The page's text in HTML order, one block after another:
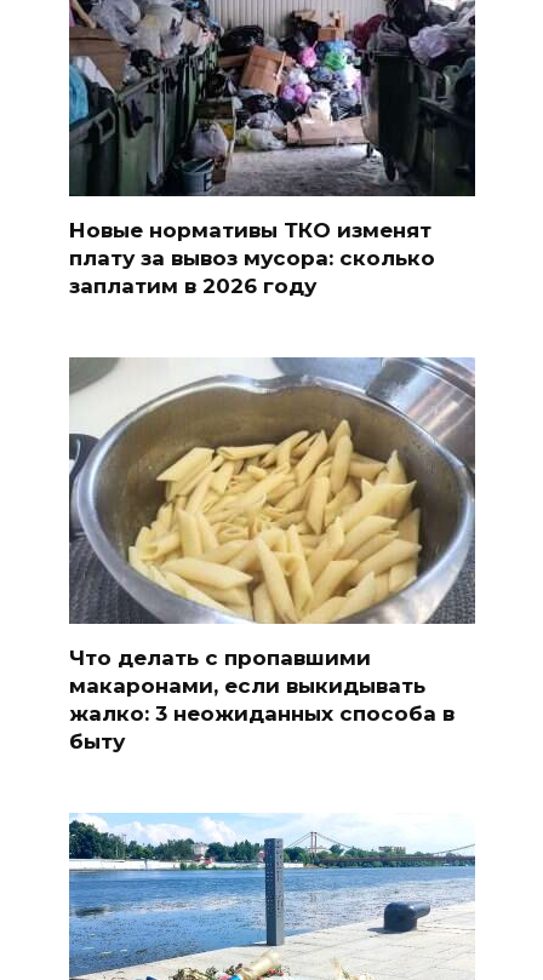
Новые нормативы ТКО изменят
плату за вывоз мусора: сколько
заплатим в 2026 году
Что делать с пропавшими
макаронами, если выкидывать
жалко: 3 неожиданных способа в
быту